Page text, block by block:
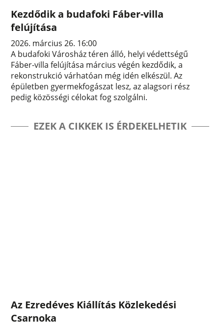
Kezdődik a budafoki Fáber-villa
felújítása
2026. március 26. 16:00
A budafoki Városház téren álló, helyi védettségű
Fáber-villa felújítása március végén kezdődik, a
rekonstrukció várhatóan még idén elkészül. Az
épületben gyermekfogászat lesz, az alagsori rész
pedig közösségi célokat fog szolgálni.
EZEK A CIKKEK IS ÉRDEKELHETIK
Az Ezredéves Kiállítás Közlekedési
Csarnoka